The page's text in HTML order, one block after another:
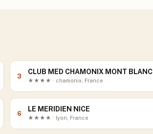
3
CLUB MED CHAMONIX MONT BLANC
★★★★ · chamonix, France
6
LE MERIDIEN NICE
★★★★ · lyon, France